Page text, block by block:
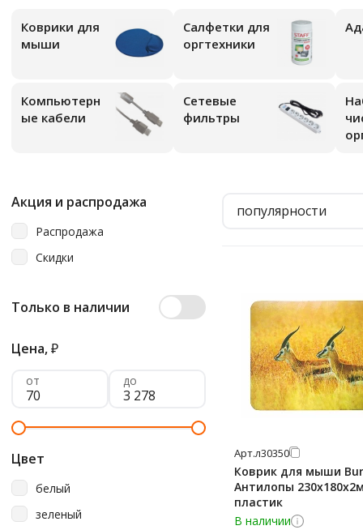
Коврики для
мыши
Салфетки для
оргтехники
Компьютерн
ые кабели
Сетевые
фильтры
Акция и распродажа
Распродажа
Скидки
Только в наличии
Цена,₽
от до
Цвет
белый
зеленый
популярности
Арт.л30350
Коврик для мыши
Антилопы
пластик
В наличии